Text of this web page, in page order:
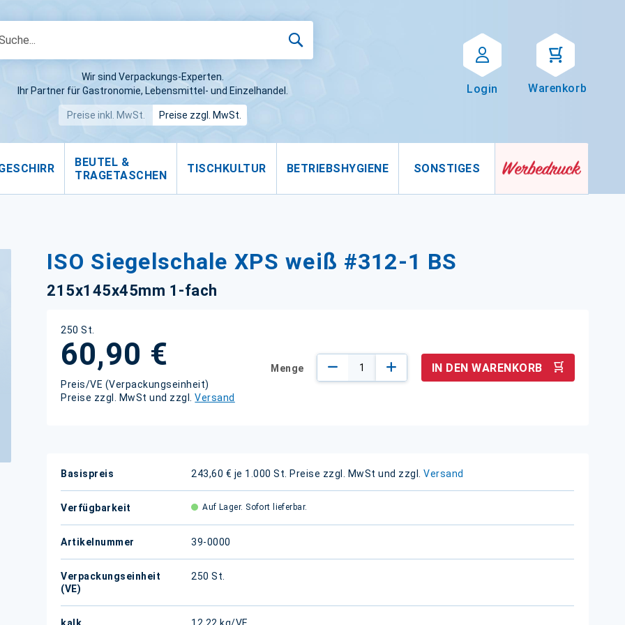
Wir sind Verpackungs-Experten.
Ihr Partner für Gastronomie, Lebensmittel- und Einzelhandel.
Preise inkl. MwSt. Preise zzgl. MwSt.
Login Warenkorb
BEUTEL &
TRAGETASCHEN
TISCHKULTUR BETRIEBSHYGIENE SONSTIGES
ISO Siegelschale XPS weiß #312-1 BS
215x145x45mm 1-fach
250 St.
60,90 €
Preis/VE (Verpackungseinheit)
Preise zzgl. MwSt und zzgl.Versand
Menge IN DEN WARENKORB
Weitere
Basispreis 243,60 € je 1.000 St. Preise zzgl. MwSt und zzgl.Versand
Verfügbarkeit Auf Lager. Sofort lieferbar.
Artikelnummer 39-0000
Verpackungseinheit
(VE)
250 St.